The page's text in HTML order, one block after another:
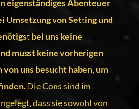
eigenständiges Abenteuer
Umsetzung von Setting und
bei uns keine
musst keine vorherigen
uns besucht haben, um
Die Cons sind im
dass sie sowohl von